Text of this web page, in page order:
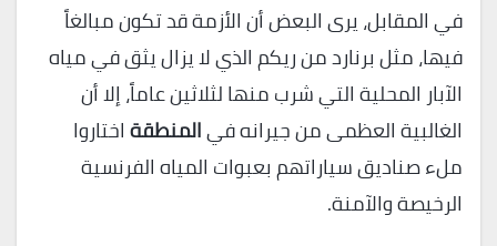
في المقابل، يرى البعض أن الأزمة قد تكون مبالغاً
فيها، مثل برنارد من ريكم الذي لا يزال يثق في مياه
الآبار المحلية التي شرب منها لثلاثين عاماً، إلا أن
الغالبية العظمى من جيرانه فيالمنطقةاختاروا
ملء صناديق سياراتهم بعبوات المياه الفرنسية
الرخيصة والآمنة.